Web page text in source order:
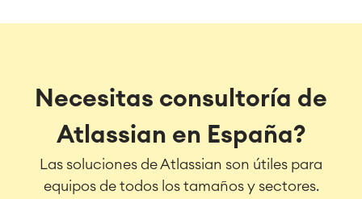
Necesitas consultoría de
Atlassian en España?
Las soluciones de Atlassian son útiles para
equipos de todos los tamaños y sectores.